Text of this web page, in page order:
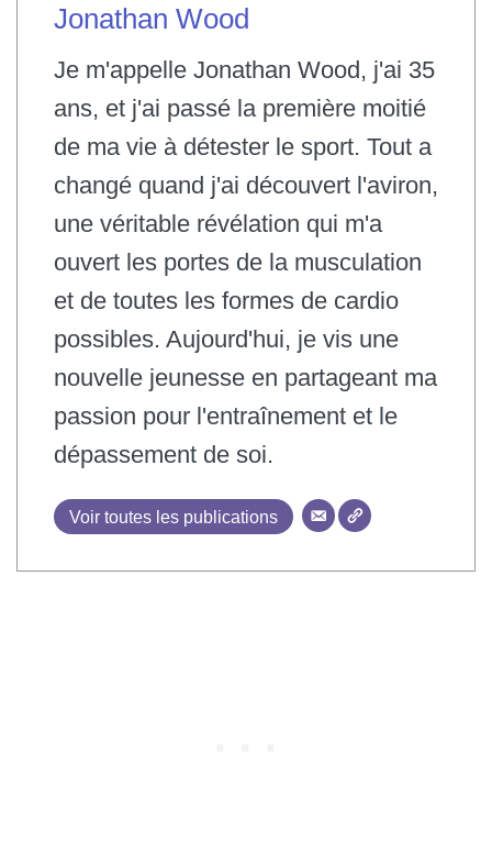
Jonathan Wood
Je m'appelle Jonathan Wood, j'ai 35
ans, et j'ai passé la première moitié
de ma vie à détester le sport. Tout a
changé quand j'ai découvert l'aviron,
une véritable révélation qui m'a
ouvert les portes de la musculation
et de toutes les formes de cardio
possibles. Aujourd'hui, je vis une
nouvelle jeunesse en partageant ma
passion pour l'entraînement et le
dépassement de soi.
Voir toutes les publications